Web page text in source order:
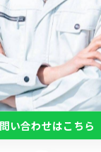
け入れる際は、
です。理由は、定
体的な取り組み
定、休暇制度の
れます。こうし
に直結します。
い合わせはこちら